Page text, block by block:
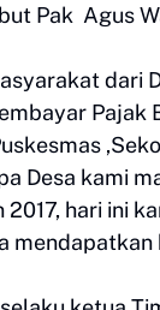
Pak Agus
dari
Pajak
Desa kami
hari ini